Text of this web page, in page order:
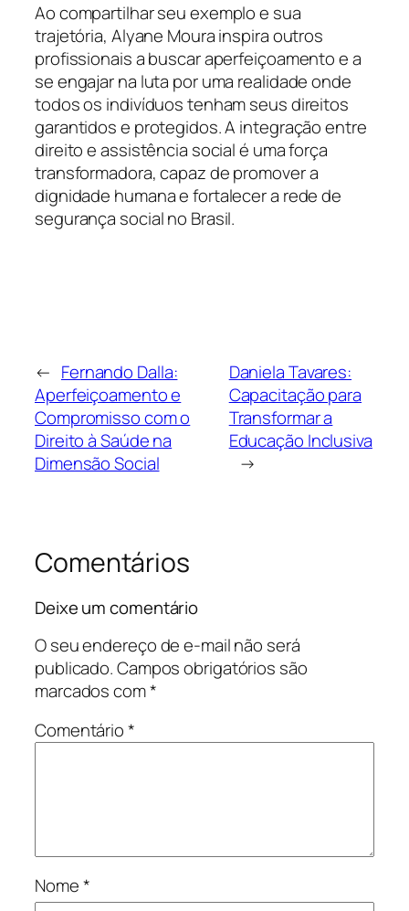
Ao compartilhar seu exemplo e sua
trajetória, Alyane Moura inspira outros
profissionais a buscar aperfeiçoamento e a
se engajar na luta por uma realidade onde
todos os indivíduos tenham seus direitos
garantidos e protegidos. A integração entre
direito e assistência social é uma força
transformadora, capaz de promover a
dignidade humana e fortalecer a rede de
segurança social no Brasil.
← Fernando Dalla:
Aperfeiçoamento e
Compromisso com o
Direito à Saúde na
Dimensão Social
Daniela Tavares:
Capacitação para
Transformar a
Educação Inclusiva
→
Comentários
Deixe um comentário
O seu endereço de e-mail não será
publicado.Campos obrigatórios são
marcados com*
Comentário*
Nome*